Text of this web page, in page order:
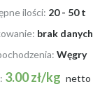
ilości: 20 - 50 t
brak danych
Węgry
3.00 zł/kg netto